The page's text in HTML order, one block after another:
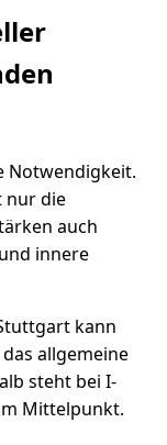
Notwendigkeit.
nur die
auch
innere
kann
allgemeine
steht bei I-
Mittelpunkt.